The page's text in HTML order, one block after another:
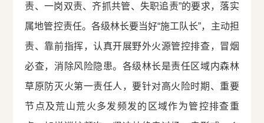
责、一岗双责、齐抓共管、失职追责”的要求，落实
属地管控责任。各级林长要当好“施工队长”，主动担
责、靠前指挥，认真开展野外火源管控排查，冒烟
必查，消除风险隐患。各级林长是责任区域内森林
草原防灭火第一责任人，要针对高火险时期、重要
节点及荒山荒火多发频发的区域作为管控排查重